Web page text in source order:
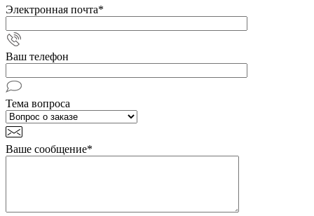
Электронная почта*
Ваш телефон
Тема вопроса
Ваше сообщение*